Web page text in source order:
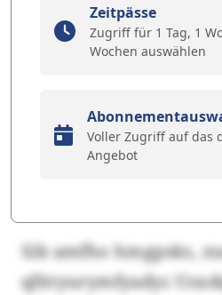
Zeitpässe
Zugriff für 1 Tag, 1
Wochen auswählen
Voller Zugriff auf das
Angebot
Sib amfho hmgpsks,
qlhtyurymfyadyc